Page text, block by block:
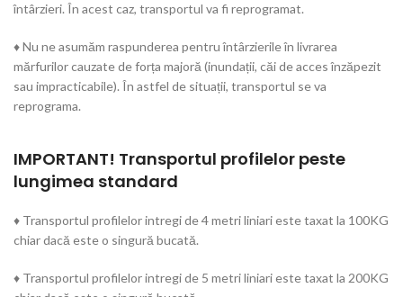
întârzieri. În acest caz, transportul va fi reprogramat.
♦ Nu ne asumăm raspunderea pentru întârzierile în livrarea
mărfurilor cauzate de forța majoră (inundații, căi de acces înzăpezit
sau impracticabile). În astfel de situații, transportul se va
reprograma.
IMPORTANT! Transportul profilelor peste
lungimea standard
♦ Transportul profilelor intregi de 4 metri liniari este taxat la 100KG
chiar dacă este o singură bucată.
♦ Transportul profilelor intregi de 5 metri liniari este taxat la 200KG